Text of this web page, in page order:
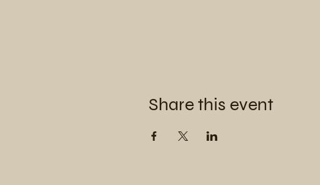
Share this event